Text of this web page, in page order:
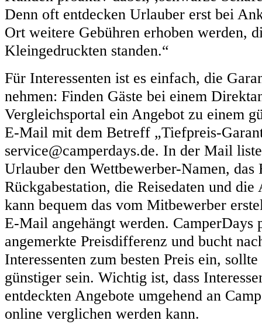
Denn oft entdecken Urlauber erst bei
Ort weitere Gebühren erhoben werden,
Kleingedruckten standen.“
Für Interessenten ist es einfach, die
nehmen: Finden Gäste bei einem
Vergleichsportal ein Angebot zu einem
E-Mail mit dem Betreff „Tiefpreis-
service@camperdays.de. In der Mail
Urlauber den Wettbewerber-Namen,
Rückgabestation, die Reisedaten und
kann bequem das vom Mitbewerber
E-Mail angehängt werden. CamperDays
angemerkte Preisdifferenz und bucht
Interessenten zum besten Preis ein,
günstiger sein. Wichtig ist, dass
entdeckten Angebote umgehend an
online verglichen werden kann.